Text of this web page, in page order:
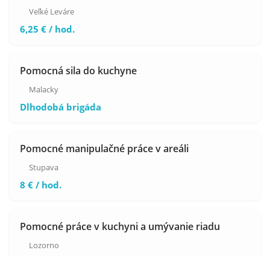
Veľké Leváre
6,25 € / hod.
Pomocná sila do kuchyne
Malacky
Dlhodobá brigáda
Pomocné manipulačné práce v areáli
Stupava
8 € / hod.
Pomocné práce v kuchyni a umývanie riadu
Lozorno